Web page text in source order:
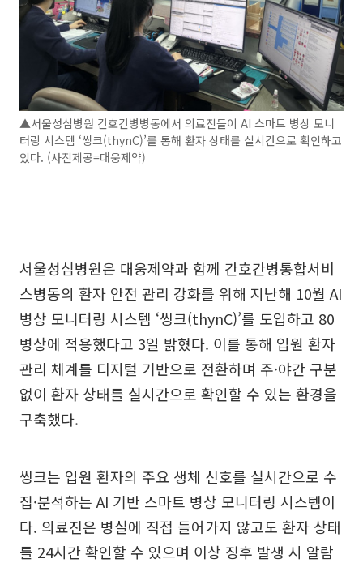
▲서울성심병원 간호간병병동에서 의료진들이 AI 스마트 병상 모니
터링 시스템 ‘씽크(thynC)’를 통해 환자 상태를 실시간으로 확인하고
있다. (사진제공=대웅제약)
서울성심병원은 대웅제약과 함께 간호간병통합서비
스병동의 환자 안전 관리 강화를 위해 지난해 10월 AI
병상 모니터링 시스템 ‘씽크(thynC)’를 도입하고 80
병상에 적용했다고 3일 밝혔다. 이를 통해 입원 환자
관리 체계를 디지털 기반으로 전환하며 주·야간 구분
없이 환자 상태를 실시간으로 확인할 수 있는 환경을
구축했다.
씽크는 입원 환자의 주요 생체 신호를 실시간으로 수
집·분석하는 AI 기반 스마트 병상 모니터링 시스템이
다. 의료진은 병실에 직접 들어가지 않고도 환자 상태
를 24시간 확인할 수 있으며 이상 징후 발생 시 알람